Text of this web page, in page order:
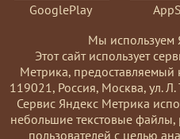
GooglePlay
Мы используем
Этот сайт использует
Метрика,
119021, Россия, Москва, ул.
Сервис Яндекс Метрика
небольшие текстовые
пользователей с целью